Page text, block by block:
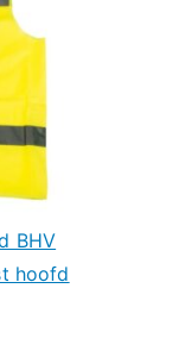
BHV
hoofd